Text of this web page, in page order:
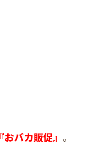
『おバカ販促』 。